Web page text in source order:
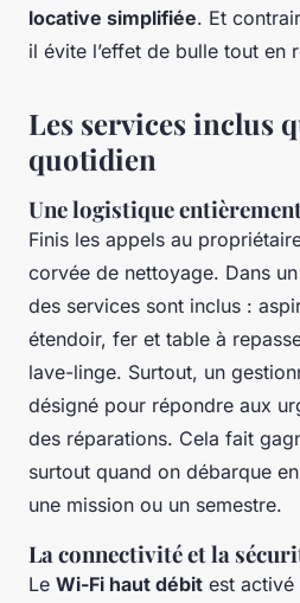
locative simplifiée. Et
il évite l’effet de bulle tout en
Les services inclus
quotidien
Une logistique
Finis les appels au
corvée de nettoyage. Dans
des services sont inclus :
étendoir, fer et table à
lave-linge. Surtout, un
désigné pour répondre aux
des réparations. Cela fait
surtout quand on débarque
une mission ou un semestre.
La connectivité et la
Le Wi-Fi haut débit est activé